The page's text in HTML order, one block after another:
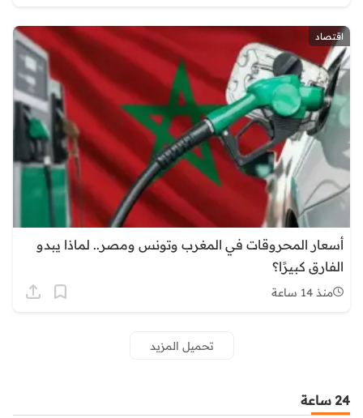
اقتصاد
أسعار المحروقات في المغرب وتونس ومصر.. لماذا يبدو
الفارق كبيرًا؟
منذ 14 ساعة
تحميل المزيد
24 ساعة